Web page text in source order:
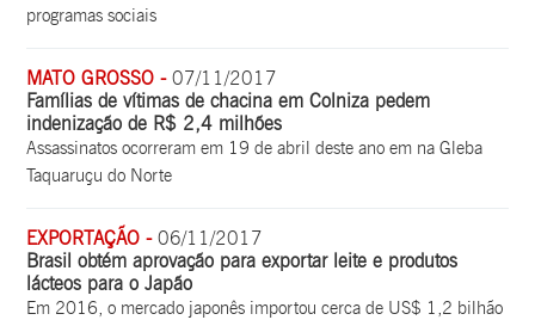
programas sociais
MATO GROSSO -07/11/2017
Famílias de vítimas de chacina em Colniza pedem
indenização de R$ 2,4 milhões
Assassinatos ocorreram em 19 de abril deste ano em na Gleba
Taquaruçu do Norte
EXPORTAÇÃO -06/11/2017
Brasil obtém aprovação para exportar leite e produtos
lácteos para o Japão
Em 2016, o mercado japonês importou cerca de US$ 1,2 bilhão